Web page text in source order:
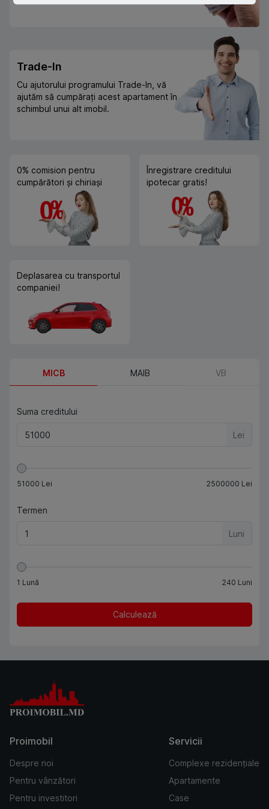
Trade-In
Cu ajutorului programului Trade-In, vă
ajutăm să cumpărați acest apartament în
schimbul unui alt imobil.
0% comision pentru
cumpărători și chiriași
Înregistrare creditului
ipotecar gratis!
Deplasarea cu transportul
companiei!
MICB MAIB VB
Suma creditului
Lei
51000 Lei 2500000 Lei
Termen
Luni
1 Lună 240 Luni
Calculează
Proimobil
Despre noi
Pentru vânzători
Pentru investitori
Servicii
Complexe rezidențiale
Apartamente
Case